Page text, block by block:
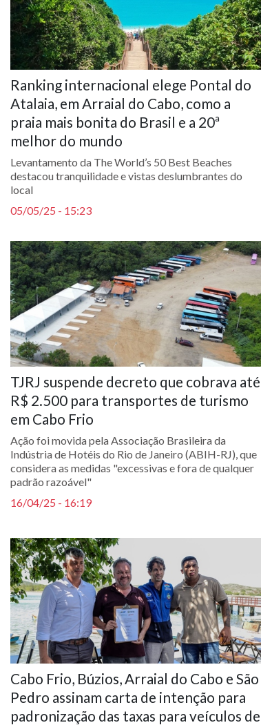
Ranking internacional elege Pontal do
Atalaia, em Arraial do Cabo, como a
praia mais bonita do Brasil e a 20ª
melhor do mundo
Levantamento da The World’s 50 Best Beaches
destacou tranquilidade e vistas deslumbrantes do
local
05/05/25 - 15:23
TJRJ suspende decreto que cobrava até
R$ 2.500 para transportes de turismo
em Cabo Frio
Ação foi movida pela Associação Brasileira da
Indústria de Hotéis do Rio de Janeiro (ABIH-RJ), que
considera as medidas "excessivas e fora de qualquer
padrão razoável"
16/04/25 - 16:19
Cabo Frio, Búzios, Arraial do Cabo e São
Pedro assinam carta de intenção para
padronização das taxas para veículos de